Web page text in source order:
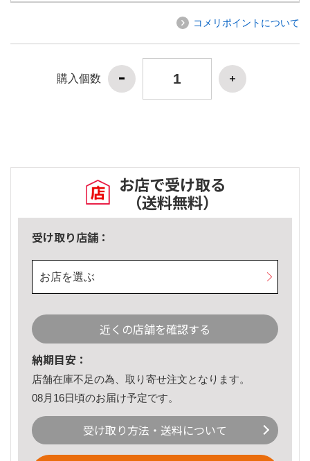
コメリポイントについて
購入個数
お店で受け取る
（送料無料）
受け取り店舗：
お店を選ぶ
近くの店舗を確認する
納期目安：
店舗在庫不足の為、取り寄せ注文となります。
08月16日頃のお届け予定です。
受け取り方法・送料について